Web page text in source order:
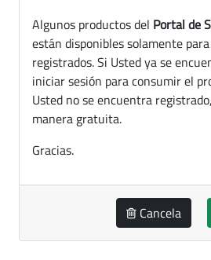
Algunos productos del Portal de
están disponibles solamente
registrados. Si Usted ya se
iniciar sesión para consumir el
Usted no se encuentra
manera gratuita.
Gracias.
Cancela